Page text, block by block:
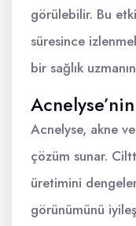
görülebilir. Bu
süresince
bir sağlık
Acnelyse, akne
çözüm sunar.
üretimini
görünümünü